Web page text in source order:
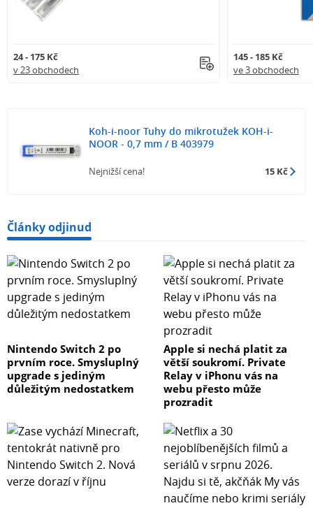
24 - 175 Kč
v 23 obchodech
145 - 185 Kč
ve 3 obchodech
Koh-i-noor Tuhy do mikrotužek KOH-i-
NOOR - 0,7 mm / B 403979
Nejnižší cena! 15 Kč
Články odjinud
Nintendo Switch 2 po
prvním roce. Smysluplný
upgrade s jediným
důležitým nedostatkem
Apple si nechá platit za
větší soukromí. Private
Relay v iPhonu vás na
webu přesto může
prozradit